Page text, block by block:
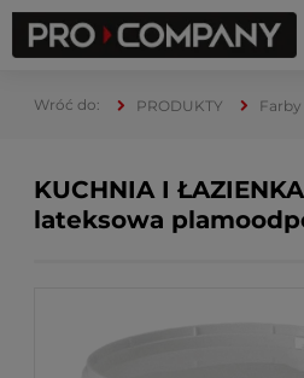
PRODUKTY
KUCHNIA I
lateksowa